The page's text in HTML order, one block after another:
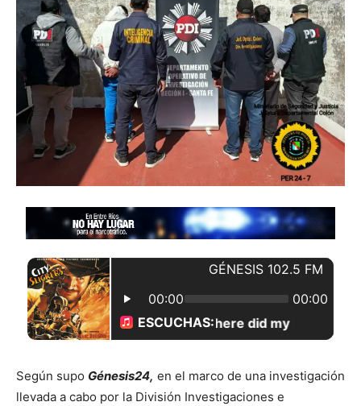
Según supo Génesis24, en el marco de una investigación
llevada a cabo por la División Investigaciones e